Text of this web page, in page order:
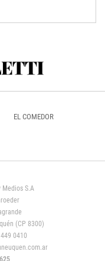
EL COMEDOR
S.A
(CP 8300)
0410